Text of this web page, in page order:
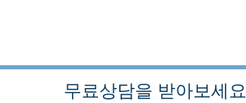
무료상담을 받아보세요